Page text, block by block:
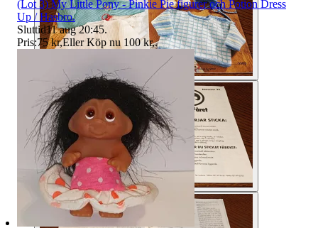
(Lot 3) My Little Pony - Pinkie Pie figurer och Potion Dress
Up / Hasbro.
Sluttid11 aug 20:45.
Pris:75 kr,Eller Köp nu 100 kr,.